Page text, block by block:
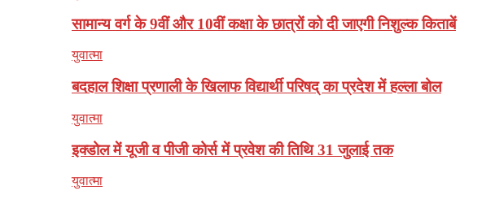
सामान्य वर्ग के 9वीं और 10वीं कक्षा के छात्रों को दी जाएगी निशुल्क किताबें
युवात्मा
बदहाल शिक्षा प्रणाली के खिलाफ विद्यार्थी परिषद् का प्रदेश में हल्ला बोल
युवात्मा
इक्डोल में यूजी व पीजी कोर्स में प्रवेश की तिथि 31 जुलाई तक
युवात्मा